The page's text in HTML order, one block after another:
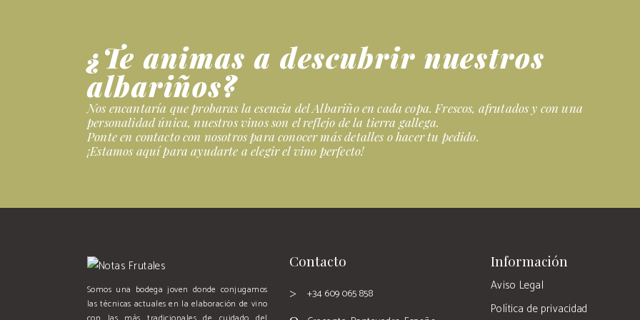
¿Te animas a descubrir nuestros
albariños?
Nos encantaría que probaras la esencia del Albariño en cada copa. Frescos, afrutados y con una
personalidad única, nuestros vinos son el reflejo de la tierra gallega.
Ponte en contacto con nosotros para conocer más detalles o hacer tu pedido.
¡Estamos aquí para ayudarte a elegir el vino perfecto!
Somos una bodega joven donde conjugamos
las técnicas actuales en la elaboración de vino
Contacto
+34 609 065 858
Información
Aviso Legal
Política de privacidad